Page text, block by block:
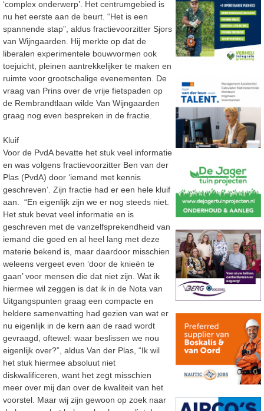
‘complex onderwerp’. Het centrumgebied is
nu het eerste aan de beurt. “Het is een
spannende stap”, aldus fractievoorzitter Sjors
van Wijngaarden. Hij merkte op dat de
liberalen experimentele bouwvormen ook
toejuicht, pleinen aantrekkelijker te maken en
ruimte voor grootschalige evenementen. De
vraag van Prins over de vrije fietspaden op
de Rembrandtlaan wilde Van Wijngaarden
graag nog even bespreken in de fractie.
Kluif
Voor de PvdA bevatte het stuk veel informatie
en was volgens fractievoorzitter Ben van der
Plas (PvdA) door ‘iemand met kennis
geschreven’. Zijn fractie had er een hele kluif
aan. “En eigenlijk zijn we er nog steeds niet.
Het stuk bevat veel informatie en is
geschreven met de vanzelfsprekendheid van
iemand die goed en al heel lang met deze
materie bekend is, maar daardoor misschien
weleens vergeet even ‘door de knieën te
gaan’ voor mensen die dat niet zijn. Wat ik
hiermee wil zeggen is dat ik in de Nota van
Uitgangspunten graag een compacte en
heldere samenvatting had gezien van wat er
nu eigenlijk in de kern aan de raad wordt
gevraagd, oftewel: waar beslissen we nou
eigenlijk over?”, aldus Van der Plas, “Ik wil
het stuk hiermee absoluut niet
diskwalificeren, want het zegt misschien
meer over mij dan over de kwaliteit van het
voorstel. Maar wij zijn gewoon op zoek naar